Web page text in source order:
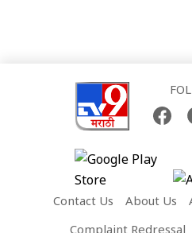
Contact Us About Us
Complaint Redressal